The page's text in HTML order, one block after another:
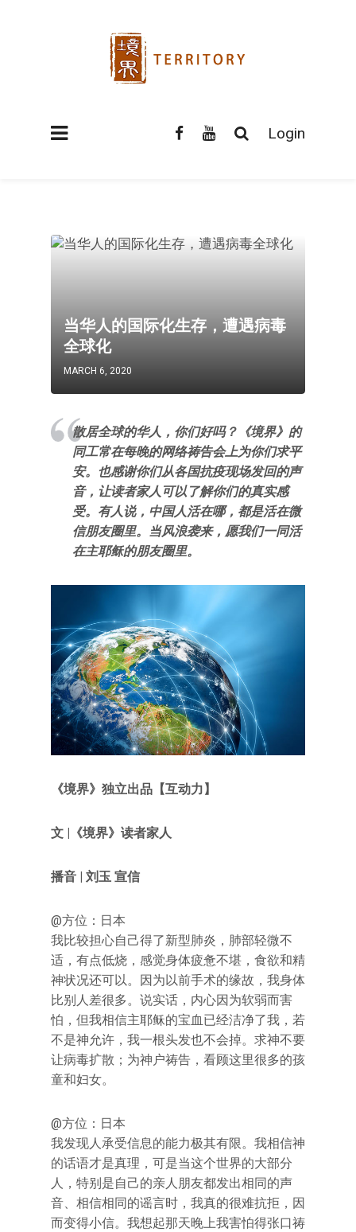
Login
当华人的国际化生存，遭遇病毒
全球化
MARCH 6, 2020
散居全球的华人，你们好吗？《境界》的
同工常在每晚的网络祷告会上为你们求平
安。也感谢你们从各国抗疫现场发回的声
音，让读者家人可以了解你们的真实感
受。有人说，中国人活在哪，都是活在微
信朋友圈里。当风浪袭来，愿我们一同活
在主耶稣的朋友圈里。
《境界》独立出品【互动力】
文 | 《境界》读者家人
播音 | 刘玉 宣信
@方位：日本
我比较担心自己得了新型肺炎，肺部轻微不
适，有点低烧，感觉身体疲惫不堪，食欲和精
神状况还可以。因为以前手术的缘故，我身体
比别人差很多。说实话，内心因为软弱而害
怕，但我相信主耶稣的宝血已经洁净了我，若
不是神允许，我一根头发也不会掉。求神不要
让病毒扩散；为神户祷告，看顾这里很多的孩
童和妇女。
@方位：日本
我发现人承受信息的能力极其有限。我相信神
的话语才是真理，可是当这个世界的大部分
人，特别是自己的亲人朋友都发出相同的声
音、相信相同的谣言时，我真的很难抗拒，因
而变得小信。我想起那天晚上我害怕得张口祷